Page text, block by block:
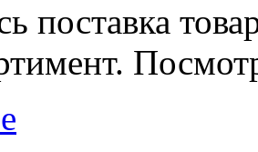
поставка